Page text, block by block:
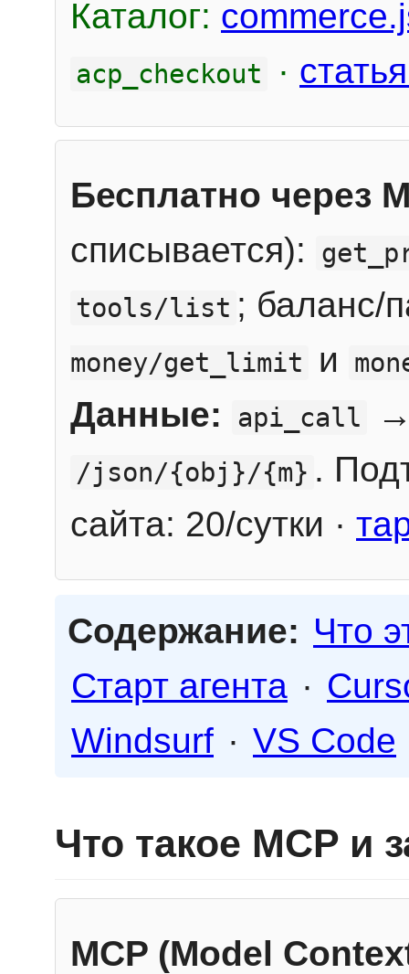
Каталог:
acp_checkout ·
Бесплатно через
списывается):
tools/list ; баланс/
money/get_limit и
Данные: api_call
/json/{obj}/{m} .
сайта: 20/сутки ·
Содержание: Что
Старт агента ·
Windsurf · VS Code
Что такое MCP и
MCP (Model